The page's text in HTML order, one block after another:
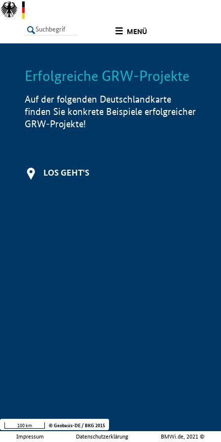
MENÜ
LISTE Info
Erfolgreiche GRW-Projekte
Auf der folgenden Deutschlandkarte
finden Sie konkrete Beispiele erfolgreicher
GRW-Projekte!
LOS GEHT'S
Impressum Datenschutzerklärung BMWi.de, 2021 ©
100 km © Geobasis-DE / BKG 2015